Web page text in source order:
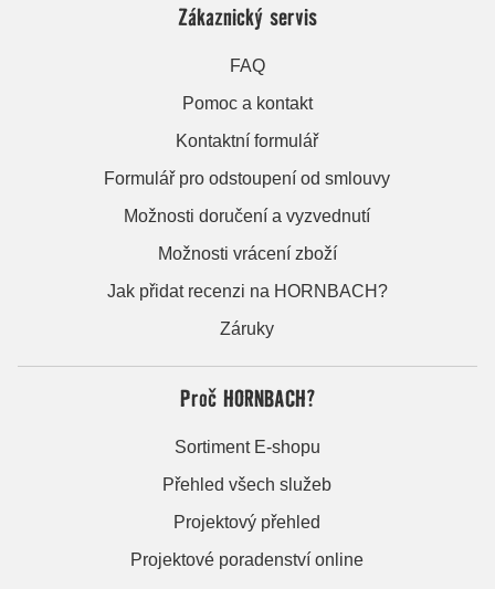
Zákaznický servis
FAQ
Pomoc a kontakt
Kontaktní formulář
Formulář pro odstoupení od smlouvy
Možnosti doručení a vyzvednutí
Možnosti vrácení zboží
Jak přidat recenzi na HORNBACH?
Záruky
Proč HORNBACH?
Sortiment E-shopu
Přehled všech služeb
Projektový přehled
Projektové poradenství online